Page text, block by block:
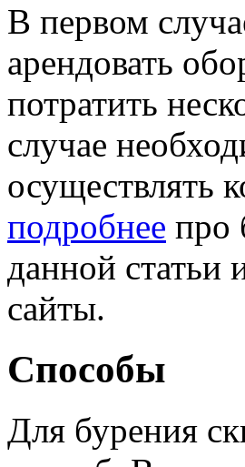
В первом
арендовать
потратить
случае
осуществлять
подробнее про
данной статьи
сайты.
Способы
Для бурения